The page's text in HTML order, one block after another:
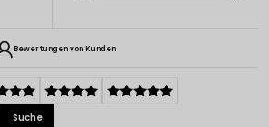
Bewertungen von Kunden
Suche